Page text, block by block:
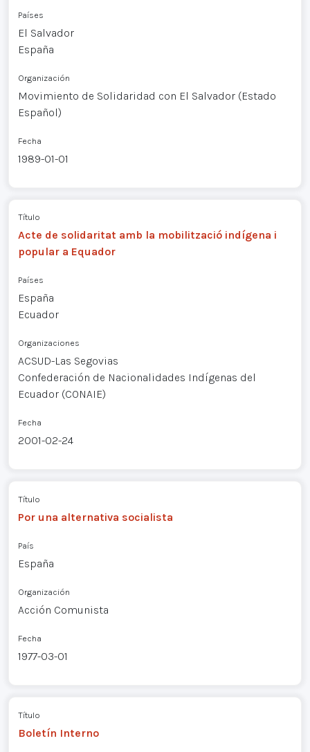
Países
El Salvador
España
Organización
Movimiento de Solidaridad con El Salvador (Estado
Español)
Fecha
1989-01-01
Título
Acte de solidaritat amb la mobilització indígena i
popular a Equador
Países
España
Ecuador
Organizaciones
ACSUD-Las Segovias
Confederación de Nacionalidades Indígenas del
Ecuador (CONAIE)
Fecha
2001-02-24
Título
Por una alternativa socialista
País
España
Organización
Acción Comunista
Fecha
1977-03-01
Título
Boletín Interno